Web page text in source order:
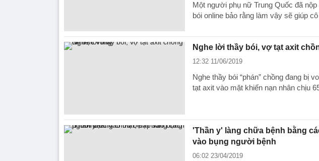
Một người phụ nữ Trung Quốc đã
bói online bảo rằng làm vậy sẽ giúp
Nghe lời thầy bói, vợ tạt axit
12:32 11/06/2019
Nghe thầy bói “phán” chồng đang bị
tạt axit vào mặt khiến nạn nhân chịu
'Thần y' làng chữa bệnh bằng
vào bụng người bệnh
06:02 23/04/2019